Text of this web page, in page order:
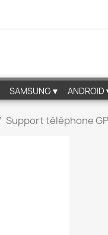
SAMSUNG▼
Support téléphone